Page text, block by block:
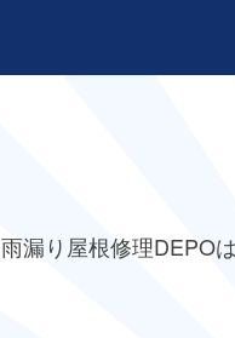
雨漏り屋根修理DEPO